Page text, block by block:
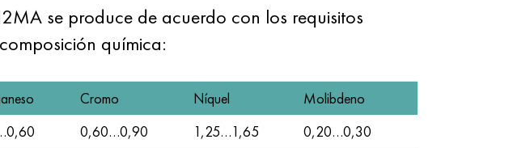
se produce de acuerdo con los requisitos
química:
Cromo Níquel
Molibdeno
0,60…0,90 1,25…1,65 0,20…0,30